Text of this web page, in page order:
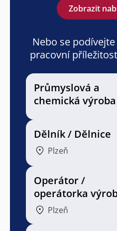
Zobrazit
Nebo se
pracovní
Průmyslová a
chemická výroba
Dělník / Dělnice
Plzeň
Operátor /
operátorka
Plzeň